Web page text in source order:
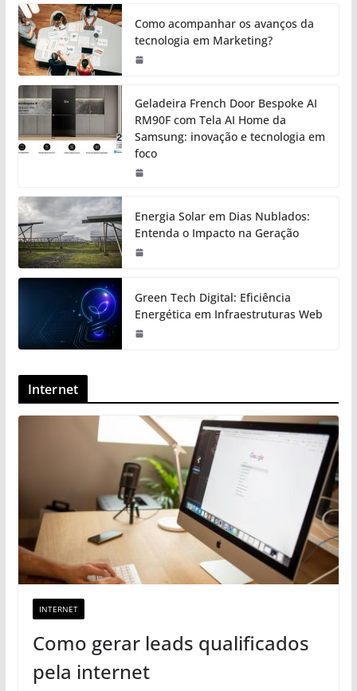
Como acompanhar os avanços da
tecnologia em Marketing?
Geladeira French Door Bespoke AI
RM90F com Tela AI Home da
Samsung: inovação e tecnologia em
foco
Energia Solar em Dias Nublados:
Entenda o Impacto na Geração
Green Tech Digital: Eficiência
Energética em Infraestruturas Web
Internet
INTERNET
Como gerar leads qualificados
pela internet